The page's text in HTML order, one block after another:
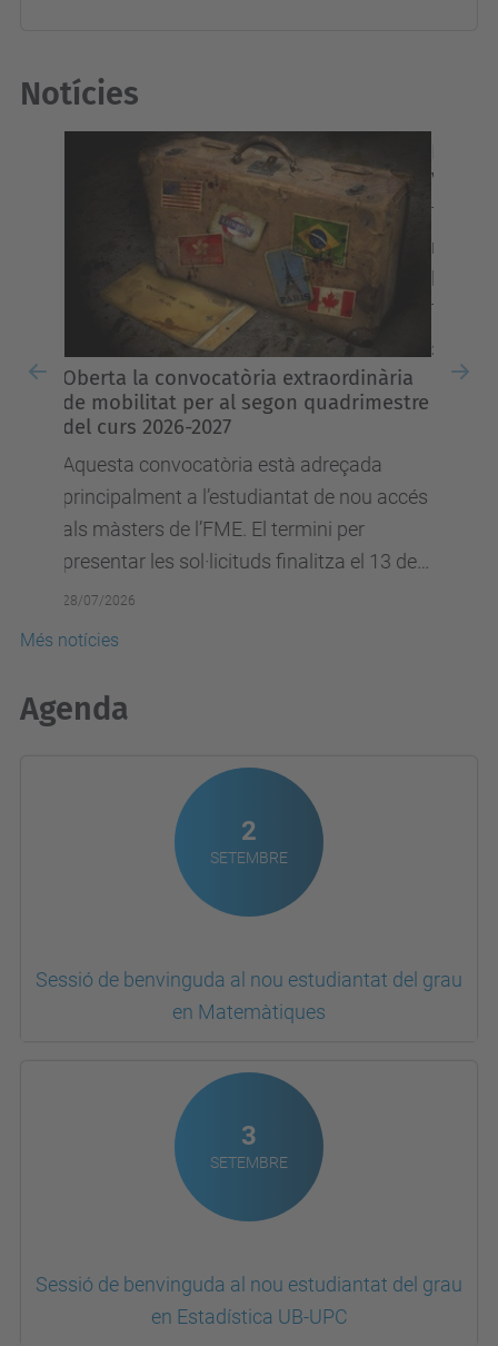
Notícies
Postal d'estiu FME 2026: marxem de
vacances!
Tornarem l'1 de setembre per encarar el
nou curs FME 2026-2027 dedicat a
l’estadístic i matemàtic estatunidenc John
Tukey.
27/07/2026
Previous
Més notícies
en Matemàtiques
en Estadística UB-UPC